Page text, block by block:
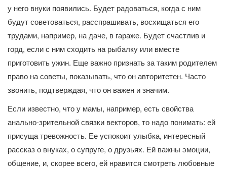
у него внуки появились. Будет радоваться, когда с ним
будут советоваться, расспрашивать, восхищаться его
трудами, например, на даче, в гараже. Будет счастлив и
горд, если с ним сходить на рыбалку или вместе
приготовить ужин. Еще важно признать за таким родителем
право на советы, показывать, что он авторитетен. Часто
звонить, подтверждая, что он важен и значим.
Если известно, что у мамы, например, есть свойства
анально-зрительной связки векторов, то надо понимать: ей
присуща тревожность. Ее успокоит улыбка, интересный
рассказ о внуках, о супруге, о друзьях. Ей важны эмоции,
общение, и, скорее всего, ей нравится смотреть любовные